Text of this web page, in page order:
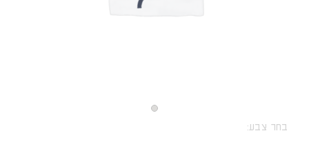
בחר צבע: